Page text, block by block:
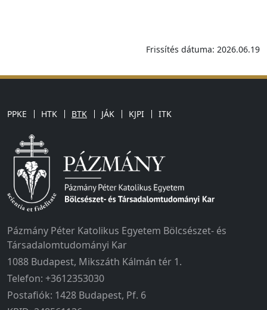
Frissítés dátuma: 2026.06.19
PPKE HTK BTK JÁK KJPI ITK
Pázmány Péter Katolikus Egyetem Bölcsészet- és
Társadalomtudományi Kar
1088 Budapest, Mikszáth Kálmán tér 1.
Telefon: +3612353030
Postafiók: 1428 Budapest, Pf. 6